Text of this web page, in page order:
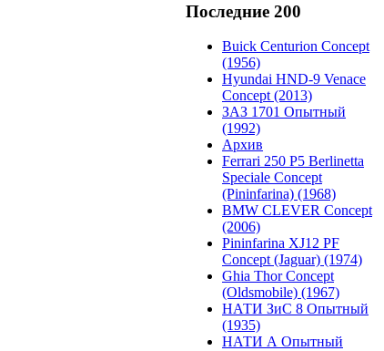
Последние 200
Buick Centurion Concept
(1956)
Hyundai HND-9 Venace
Concept (2013)
ЗАЗ 1701 Опытный
(1992)
Архив
Ferrari 250 P5 Berlinetta
Speciale Concept
(Pininfarina) (1968)
BMW CLEVER Concept
(2006)
Pininfarina XJ12 PF
Concept (Jaguar) (1974)
Ghia Thor Concept
(Oldsmobile) (1967)
НАТИ ЗиС 8 Опытный
(1935)
НАТИ А Опытный